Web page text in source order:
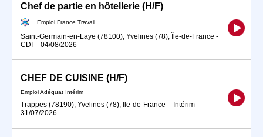
Chef de partie en hôtellerie (H/F)
Emploi France Travail
Saint-Germain-en-Laye (78100), Yvelines (78), Île-de-France -
CDI - 04/08/2026
CHEF DE CUISINE (H/F)
Emploi Adéquat Intérim
Trappes (78190), Yvelines (78), Île-de-France - Intérim -
31/07/2026